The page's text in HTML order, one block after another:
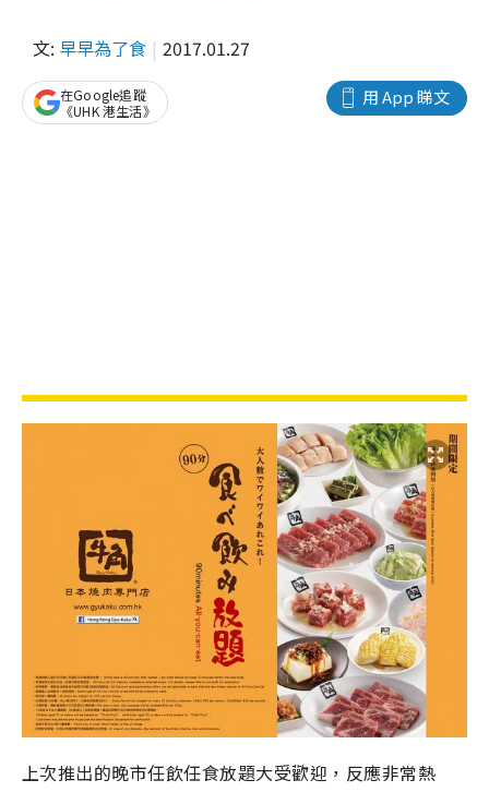
文: 早早為了食 2017.01.27
用 App 睇文
在Google追蹤
《UHK 港生活》
上次推出的晚市任飲任食放題大受歡迎，反應非常熱